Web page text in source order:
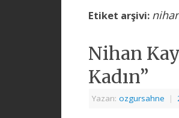
Etiket arşivi:
Nihan
Kadın”
Yazarı: ozgursahne |